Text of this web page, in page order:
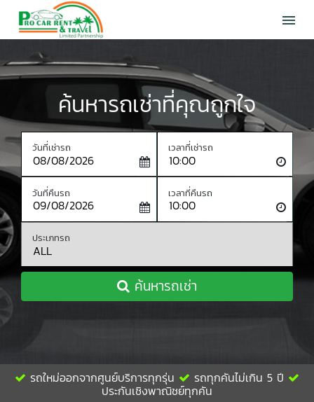
menu
ค้นหารถเช่าที่คุณถูกใจ
ที่
รถ
ที่
ที่
คืน
คืน
ประเภท
ค้นหารถเช่า
รถใหม่ออกจากศูนย์บริการทุกรุ่น
รถทุกคันไม่เกิน 5 ปี
ประกันเชิงพาณิชย์ทุกคัน